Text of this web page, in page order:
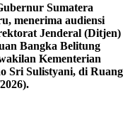
Sumatera
menerima audiensi
Jenderal (Ditjen)
Bangka Belitung
Kementerian
Sri Sulistyani, di Ruang